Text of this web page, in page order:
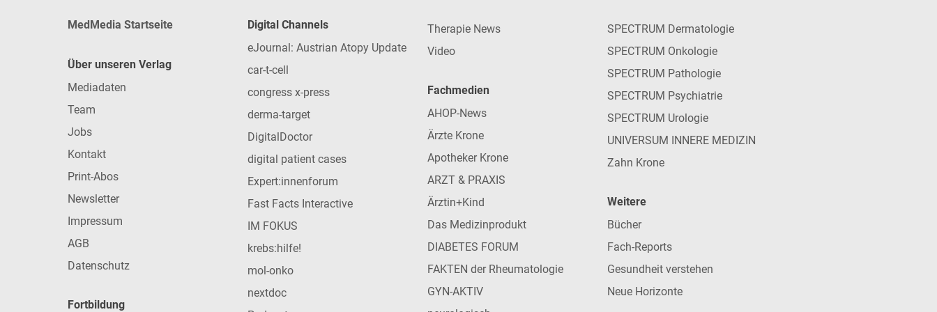
MedMedia Startseite
Über unseren Verlag
Mediadaten
Team
Jobs
Kontakt
Print-Abos
Newsletter
Impressum
AGB
Datenschutz
Fortbildung
Digital Channels
eJournal: Austrian Atopy Update
car-t-cell
congress x-press
derma-target
DigitalDoctor
digital patient cases
Expert:innenforum
Fast Facts Interactive
IM FOKUS
krebs:hilfe!
mol-onko
nextdoc
Therapie News
Video
Fachmedien
AHOP-News
Ärzte Krone
Apotheker Krone
ARZT & PRAXIS
Ärztin+Kind
Das Medizinprodukt
DIABETES FORUM
FAKTEN der Rheumatologie
GYN-AKTIV
SPECTRUM Dermatologie
SPECTRUM Onkologie
SPECTRUM Pathologie
SPECTRUM Psychiatrie
SPECTRUM Urologie
UNIVERSUM INNERE MEDIZIN
Zahn Krone
Weitere
Bücher
Fach-Reports
Gesundheit verstehen
Neue Horizonte